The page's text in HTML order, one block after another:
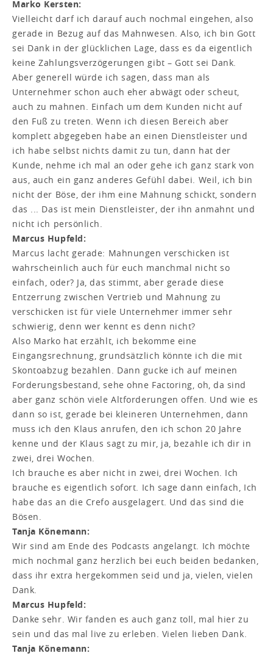
Marko Kersten:
Vielleicht darf ich darauf auch nochmal eingehen, also
gerade in Bezug auf das Mahnwesen. Also, ich bin Gott
sei Dank in der glücklichen Lage, dass es da eigentlich
keine Zahlungsverzögerungen gibt – Gott sei Dank.
Aber generell würde ich sagen, dass man als
Unternehmer schon auch eher abwägt oder scheut,
auch zu mahnen. Einfach um dem Kunden nicht auf
den Fuß zu treten. Wenn ich diesen Bereich aber
komplett abgegeben habe an einen Dienstleister und
ich habe selbst nichts damit zu tun, dann hat der
Kunde, nehme ich mal an oder gehe ich ganz stark von
aus, auch ein ganz anderes Gefühl dabei. Weil, ich bin
nicht der Böse, der ihm eine Mahnung schickt, sondern
das ... Das ist mein Dienstleister, der ihn anmahnt und
nicht ich persönlich.
Marcus Hupfeld:
Marcus lacht gerade: Mahnungen verschicken ist
wahrscheinlich auch für euch manchmal nicht so
einfach, oder? Ja, das stimmt, aber gerade diese
Entzerrung zwischen Vertrieb und Mahnung zu
verschicken ist für viele Unternehmer immer sehr
schwierig, denn wer kennt es denn nicht?
Also Marko hat erzählt, ich bekomme eine
Eingangsrechnung, grundsätzlich könnte ich die mit
Skontoabzug bezahlen. Dann gucke ich auf meinen
Forderungsbestand, sehe ohne Factoring, oh, da sind
aber ganz schön viele Altforderungen offen. Und wie es
dann so ist, gerade bei kleineren Unternehmen, dann
muss ich den Klaus anrufen, den ich schon 20 Jahre
kenne und der Klaus sagt zu mir, ja, bezahle ich dir in
zwei, drei Wochen.
Ich brauche es aber nicht in zwei, drei Wochen. Ich
brauche es eigentlich sofort. Ich sage dann einfach, Ich
habe das an die Crefo ausgelagert. Und das sind die
Bösen.
Tanja Könemann:
Wir sind am Ende des Podcasts angelangt. Ich möchte
mich nochmal ganz herzlich bei euch beiden bedanken,
dass ihr extra hergekommen seid und ja, vielen, vielen
Dank.
Marcus Hupfeld:
Danke sehr. Wir fanden es auch ganz toll, mal hier zu
sein und das mal live zu erleben. Vielen lieben Dank.
Tanja Könemann: